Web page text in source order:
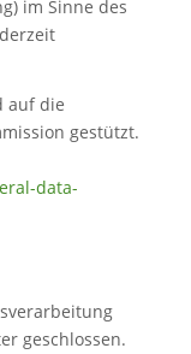
im Sinne des
auf die
gestützt.
data-
geschlossen.